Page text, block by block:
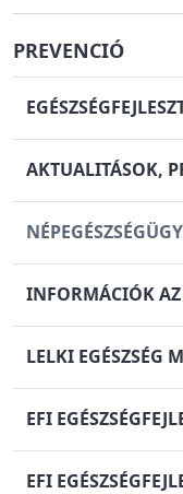
PREVENCIÓ
AKTUALITÁSOK,
INFORMÁCIÓK AZ
LELKI EGÉSZSÉG
EFI
EFI